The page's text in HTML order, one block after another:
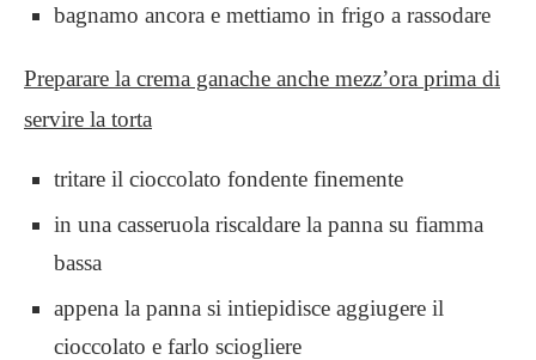
bagnamo ancora e mettiamo in frigo a rassodare
Preparare la crema ganache anche mezz’ora prima di
servire la torta
tritare il cioccolato fondente finemente
in una casseruola riscaldare la panna su fiamma
bassa
appena la panna si intiepidisce aggiugere il
cioccolato e farlo sciogliere